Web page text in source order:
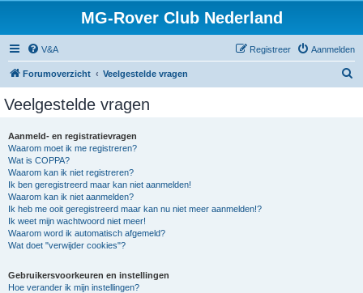
MG-Rover Club Nederland
V&A Aanmelden
Registreer
Forumoverzicht Veelgestelde vragen
Veelgestelde vragen
Aanmeld- en registratievragen
Waarom moet ik me registreren?
Wat is COPPA?
Waarom kan ik niet registreren?
Ik ben geregistreerd maar kan niet aanmelden!
Waarom kan ik niet aanmelden?
Ik heb me ooit geregistreerd maar kan nu niet meer aanmelden!?
Ik weet mijn wachtwoord niet meer!
Waarom word ik automatisch afgemeld?
Wat doet "verwijder cookies"?
Gebruikersvoorkeuren en instellingen
Hoe verander ik mijn instellingen?